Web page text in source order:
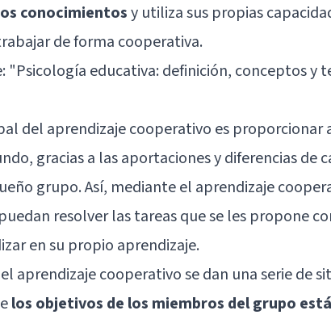
conocimientosy utiliza sus propias
de forma cooperativa.
"Psicología educativa: definición, conceptos y
del aprendizaje cooperativo es proporcionar
gracias a las aportaciones y diferencias de
grupo. Así, mediante el aprendizaje
resolver las tareas que se les propone
en su propio aprendizaje.
aprendizaje cooperativo se dan una serie de
los objetivos de los miembros del grupo